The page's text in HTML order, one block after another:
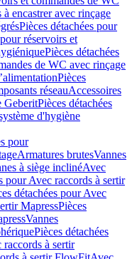
à encastrer avec rinçage
Pièces détachées pour
réservoirs et
Pièces détachées
de WC avec rinçage
Pièces
réseauAccessoires
GeberitPièces détachées
d'hygiène
pour
Armatures brutesVannes
à siège inclinéAvec
pour Avec raccords à sertir
détachées pour Avec
MapressPièces
Vannes
Pièces détachées
raccords à sertir